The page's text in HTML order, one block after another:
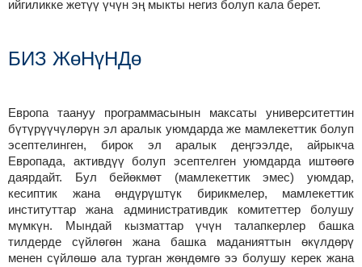
ийгиликке жетүү үчүн эң мыкты негиз болуп кала берет.
БИЗ ЖөНүНДө
Европа таануу программасынын максаты университеттин
бүтүрүүчүлөрүн эл аралык уюмдарда же мамлекеттик болуп
эсептелинген, бирок эл аралык деңгээлде, айрыкча
Европада, активдүү болуп эсептелген уюмдарда иштөөгө
даярдайт. Бул бейөкмөт (мамлекеттик эмес) уюмдар,
кесиптик жана өндүрүштүк бирикмелер, мамлекеттик
институттар жана административдик комитеттер болушу
мүмкүн. Мындай кызматтар үчүн талапкерлер башка
тилдерде сүйлөгөн жана башка маданияттын өкүлдөрү
менен сүйлөшө ала турган жөндөмгө ээ болушу керек жана